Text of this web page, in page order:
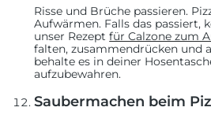
Risse und Brüche passieren.
Aufwärmen. Falls das passiert,
unser Rezeptfür Calzone zum
falten, zusammendrücken und
behalte es in deiner
aufzubewahren.
Saubermachen beim